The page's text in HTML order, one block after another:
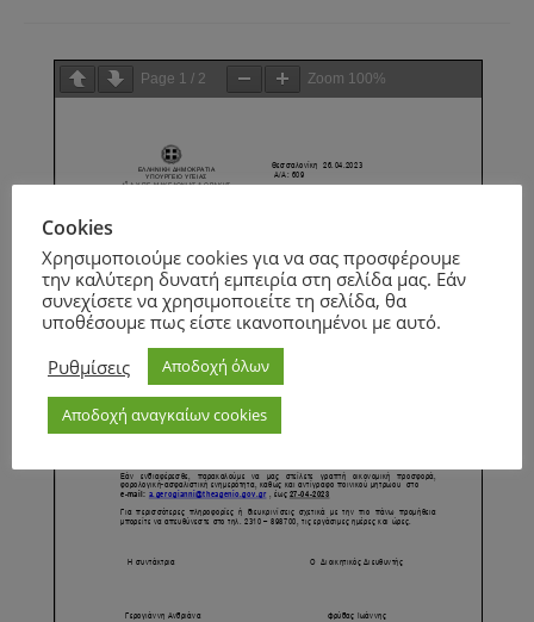
Page 1 / 2 Zoom 100%
Cookies
Χρησιμοποιούμε cookies για να σας προσφέρουμε
την καλύτερη δυνατή εμπειρία στη σελίδα μας. Εάν
συνεχίσετε να χρησιμοποιείτε τη σελίδα, θα
υποθέσουμε πως είστε ικανοποιημένοι με αυτό.
Ρυθμίσεις
Αποδοχή όλων
Αποδοχή αναγκαίων cookies